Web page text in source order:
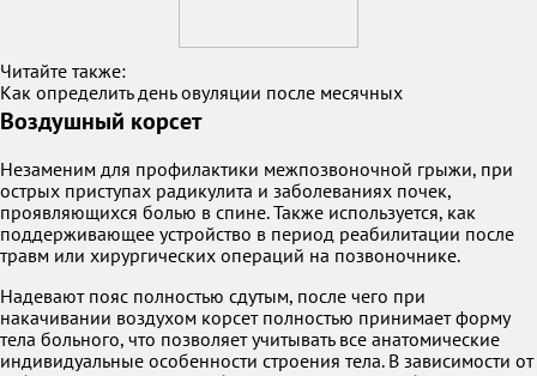
Читайте также:
Как определить день овуляции после месячных
Воздушный корсет
Незаменим для профилактики межпозвоночной грыжи, при
острых приступах радикулита и заболеваниях почек,
проявляющихся болью в спине. Также используется, как
поддерживающее устройство в период реабилитации после
травм или хирургических операций на позвоночнике.
Надевают пояс полностью сдутым, после чего при
накачивании воздухом корсет полностью принимает форму
тела больного, что позволяет учитывать все анатомические
индивидуальные особенности строения тела. В зависимости от